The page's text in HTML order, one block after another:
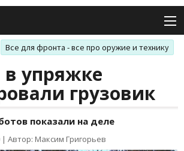
Все для фронта - все про оружие и технику
в упряжке
грузовик
показали на деле
| Автор: Максим Григорьев